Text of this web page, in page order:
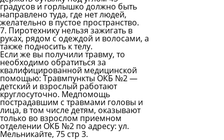
градусов и горлышко должно быть
направлено туда, где нет людей,
желательно в пустое пространство.
7. Пиротехнику нельзя зажигать в
руках, рядом с одеждой и волосами, а
также подносить к телу.
Если же вы получили травму, то
необходимо обратиться за
квалифицированной медицинской
помощью: Травмпункты ОКБ №2 —
детский и взрослый работают
круглосуточно. Медпомощь
пострадавшим с травмами головы и
лица, в том числе детям, оказывают
только во взрослом приемном
отделении ОКБ №2 по адресу: ул.
Мельникайте, 75 стр 3.